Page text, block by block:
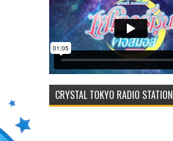
CRYSTAL TOKYO RADIO STATION